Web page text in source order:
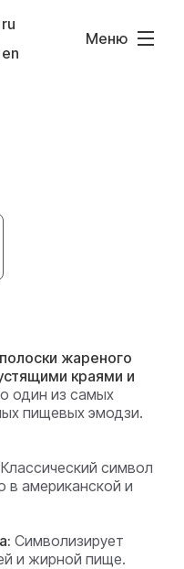
Меню
жареного
краями и
один из самых
пищевых эмодзи.
Классический символ
в американской и
Символизирует
и жирной пище.